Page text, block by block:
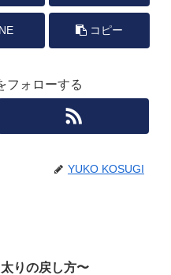
コピー
フォローする
YUKO KOSUGI
りの戻し方〜